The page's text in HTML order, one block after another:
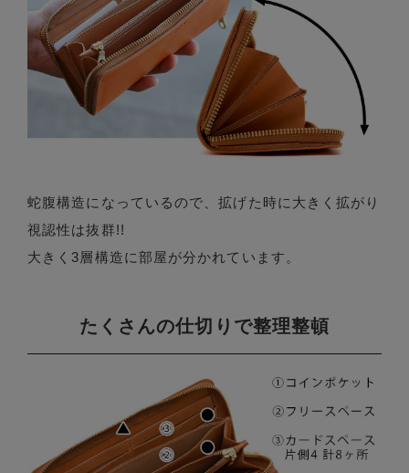
蛇腹構造になっているので、拡げた時に大きく拡がり
視認性は抜群!!
大きく3層構造に部屋が分かれています。
たくさんの仕切りで整理整頓